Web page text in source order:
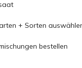
+ Sorten
bestellen